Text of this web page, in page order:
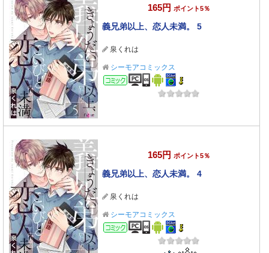
165円 ポイント5％
義兄弟以上、恋人未満。 5
泉くれは
シーモアコミックス
コミック
165円 ポイント5％
義兄弟以上、恋人未満。 4
泉くれは
シーモアコミックス
コミック